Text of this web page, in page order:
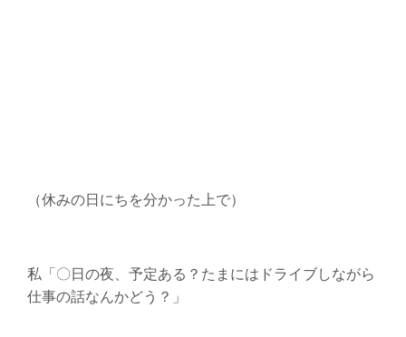
（休みの日にちを分かった上で）
私「〇日の夜、予定ある？たまにはドライブしながら
仕事の話なんかどう？」